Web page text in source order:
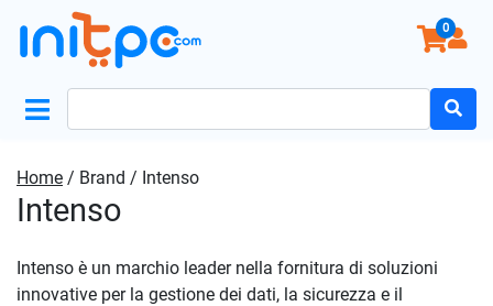
0
Home / Brand / Intenso
Intenso
Intenso è un marchio leader nella fornitura di soluzioni
innovative per la gestione dei dati, la sicurezza e il